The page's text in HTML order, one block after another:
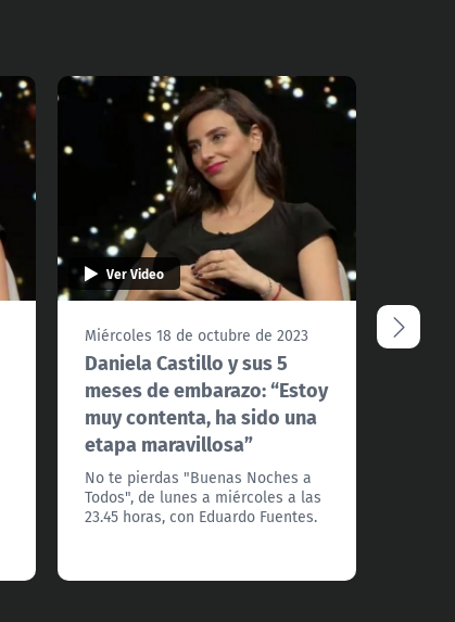
Ver Video
Miércoles 18 de octubre de 2023
Daniela Castillo y sus 5
meses de embarazo: “Estoy
muy contenta, ha sido una
etapa maravillosa”
No te pierdas "Buenas Noches a
Todos", de lunes a miércoles a las
23.45 horas, con Eduardo Fuentes.